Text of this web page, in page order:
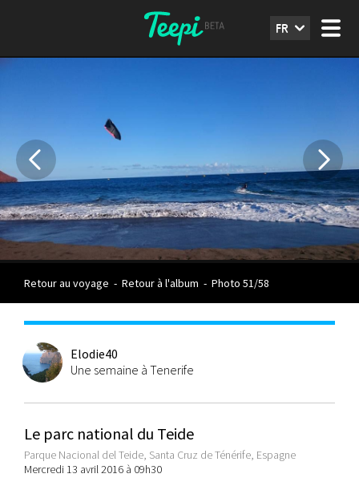
FR
Retour au voyage - Retour à l'album - Photo 51/58
Elodie40
Une semaine à Tenerife
Le parc national du Teide
Parque Nacional del Teide, Santa Cruz de Ténérife, Espagne
Mercredi 13 avril 2016 à 09h30